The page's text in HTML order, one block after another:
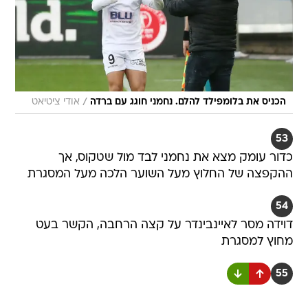
הכניס את בלומפילד להלם. נחמני חוגג עם ברדה / אודי ציטיאט
53
כדור עומק מצא את נחמני לבד מול שטקוס, אך
ההקפצה של החלוץ מעל השוער הלכה מעל המסגרת
54
דוידה מסר לאיינבינדר על קצה הרחבה, הקשר בעט
מחוץ למסגרת
55